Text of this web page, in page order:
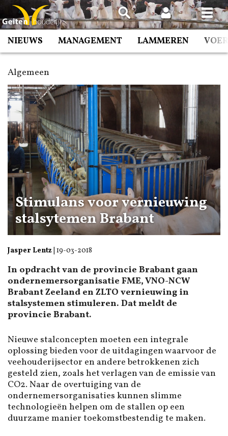
Spring
naar
inhoud
NIEUWS MANAGEMENT LAMMEREN
Algemeen
Stimulans voor vernieuwing
stalsytemen Brabant
Jasper Lentz 19-03-2018
In opdracht van de provincie Brabant gaan
ondernemersorganisatie FME, VNO-NCW
Brabant Zeeland en ZLTO vernieuwing in
stalsystemen stimuleren. Dat meldt de
provincie Brabant.
Nieuwe stalconcepten moeten een integrale
oplossing bieden voor de uitdagingen waarvoor de
veehouderijsector en andere betrokkenen zich
gesteld zien, zoals het verlagen van de emissie van
CO2. Naar de overtuiging van de
ondernemersorganisaties kunnen slimme
technologieën helpen om de stallen op een
duurzame manier toekomstbestendig te maken.